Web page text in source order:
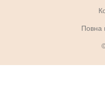
Повна